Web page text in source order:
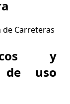
Carreteras
y
de uso